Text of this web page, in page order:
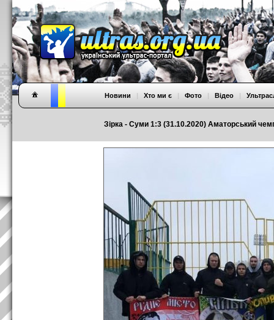
Зірка - Суми 1:3 (31.10.2020) Аматорський
Новини | Хто ми є | Фото | Відео |